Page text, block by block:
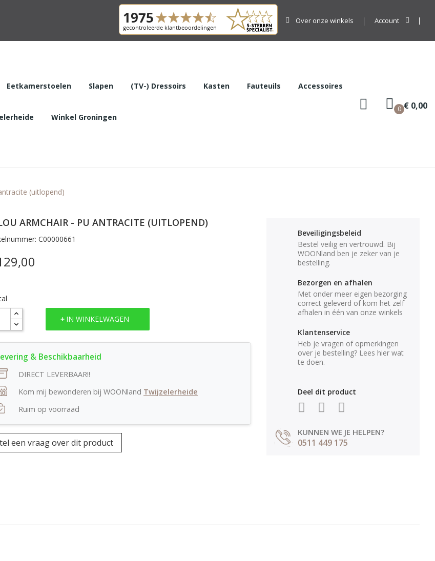
Over onze winkels Account
Eetkamerstoelen Slapen (TV-) Dressoirs Kasten Fauteuils Accessoires
Winkel Groningen
0 € 0,00
(uitlopend)
ARMCHAIR - PU ANTRACITE (UITLOPEND)
C00000661
IN WINKELWAGEN
DIRECT LEVERBAAR!!
Kom mij bewonderen bij WOONland Twijzelerheide
Ruim op voorraad
een vraag over dit product
Beveiligingsbeleid
Bestel veilig en vertrouwd. Bij
WOONland ben je zeker van je
bestelling.
Bezorgen en afhalen
Met onder meer eigen bezorging
correct geleverd of kom het zelf
afhalen in één van onze winkels
Klantenservice
Heb je vragen of opmerkingen
over je bestelling? Lees hier wat
te doen.
Deel dit product
KUNNEN WE JE HELPEN?
0511 449 175